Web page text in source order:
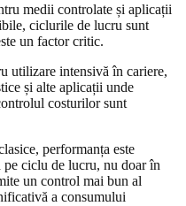
medii controlate și aplicații
ciclurile de lucru sunt
un factor critic.
utilizare intensivă în cariere,
și alte aplicații unde
costurilor sunt
performanța este
ciclu de lucru, nu doar în
un control mai bun al
a consumului